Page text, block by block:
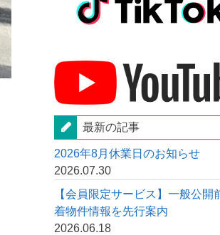
最新の記事
2026年8月休業日のお知らせ
2026.07.30
【会員限定サービス】一般公開
着物件情報を先行案内
2026.06.18